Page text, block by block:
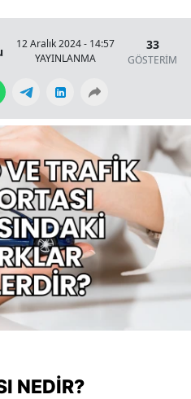
12 Aralık 2024 - 14:57
YAYINLANMA
33
GÖSTERİM
NEDIR?